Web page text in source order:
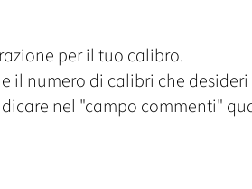
per il tuo calibro.
il numero di calibri che
nel "campo commenti"